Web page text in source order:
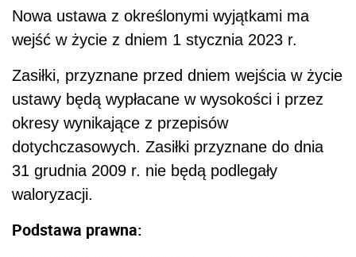
Nowa ustawa z określonymi wyjątkami ma
wejść w życie z dniem 1 stycznia 2023 r.
Zasiłki, przyznane przed dniem wejścia w życie
ustawy będą wypłacane w wysokości i przez
okresy wynikające z przepisów
dotychczasowych. Zasiłki przyznane do dnia
31 grudnia 2009 r. nie będą podlegały
waloryzacji.
Podstawa prawna: